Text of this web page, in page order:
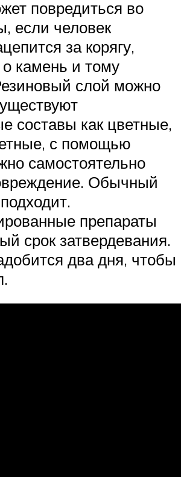
повредиться во
если человек
за корягу,
камень и тому
слой можно
составы как цветные,
с помощью
самостоятельно
Обычный
препараты
срок затвердевания.
два дня, чтобы